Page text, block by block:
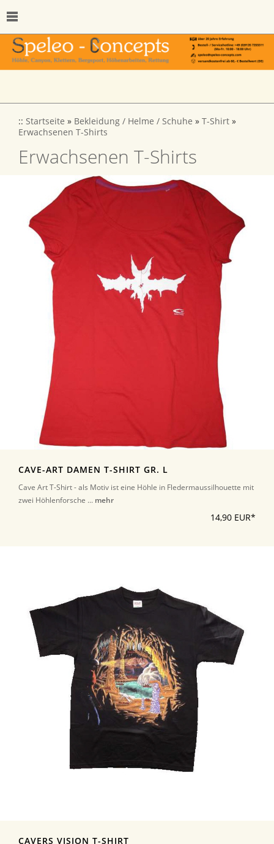
:: Startseite » Bekleidung / Helme / Schuhe » T-Shirt »
Erwachsenen T-Shirts
Erwachsenen T-Shirts
CAVE-ART DAMEN T-SHIRT GR. L
Cave Art T-Shirt - als Motiv ist eine Höhle in Fledermaussilhouette mit
zwei Höhlenforsche ... mehr
14,90 EUR*
CAVERS VISION T-SHIRT